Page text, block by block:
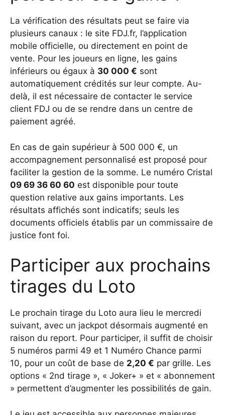
La vérification des résultats peut se faire via
plusieurs canaux : le site FDJ.fr, l’application
mobile officielle, ou directement en point de
vente. Pour les joueurs en ligne, les gains
inférieurs ou égaux à 30 000 € sont
automatiquement crédités sur leur compte. Au-
delà, il est nécessaire de contacter le service
client FDJ ou de se rendre dans un centre de
paiement agréé.
En cas de gain supérieur à 500 000 €, un
accompagnement personnalisé est proposé pour
faciliter la gestion de la somme. Le numéro Cristal
09 69 36 60 60 est disponible pour toute
question relative aux gains importants. Les
résultats affichés sont indicatifs; seuls les
documents officiels établis par un commissaire de
justice font foi.
Participer aux prochains
tirages du Loto
Le prochain tirage du Loto aura lieu le mercredi
suivant, avec un jackpot désormais augmenté en
raison du report. Pour participer, il suffit de choisir
5 numéros parmi 49 et 1 Numéro Chance parmi
10, pour un coût de base de 2,20 € par grille. Les
options « 2nd tirage », « Joker+ » et « abonnement
» permettent d’augmenter les possibilités de gain.